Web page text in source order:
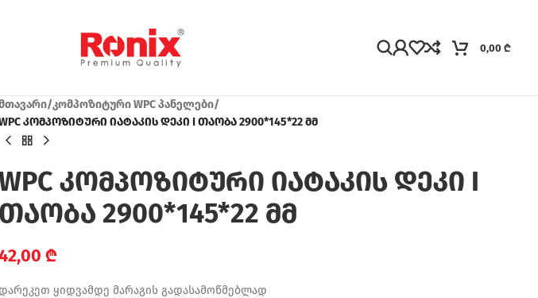
0,00 ₾
/კომპოზიტური WPC პანელები/
კომპოზიტური იატაკის დეკი I თაობა 2900*145*22 მმ
კომპოზიტური იატაკის დეკი I
თაობა 2900*145*22 მმ
₾
დარეკეთ ყიდვამდე მარაგის გადასამოწმებლად